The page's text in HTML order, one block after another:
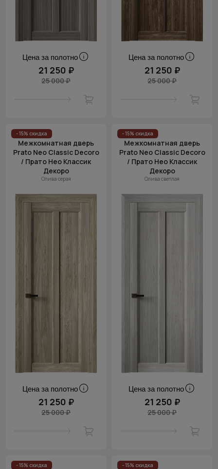
Цена за полотно
21 250 ₽
25 000 ₽
Цена за полотно
21 250 ₽
25 000 ₽
- 15% скидка
Межкомнатная дверь
Prato Neo Classic Decoro
/ Прато Нео Классик
Декоро
Олива серая
Цена за полотно
21 250 ₽
25 000 ₽
- 15% скидка
Межкомнатная дверь
Prato Neo Classic Decoro
/ Прато Нео Классик
Декоро
Олива светлая
Цена за полотно
21 250 ₽
25 000 ₽
- 15% скидка - 15% скидка